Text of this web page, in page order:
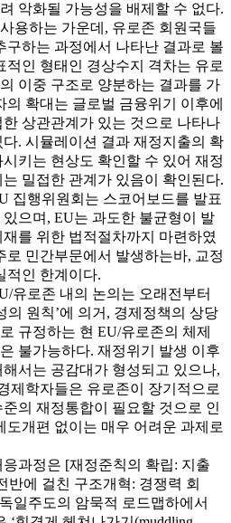
악화될 가능성을 배제할 수 없다.
용하는 가운데, 유로존 회원국들
구하는 과정에서 나타난 결과로 볼
적인 형태인 경상수지 격차는 유로
이중 구조로 양분하는 결과를 가
확대는 글로벌 금융위기 이후에
상관관계가 있는 것으로 나타나
. 시뮬레이션 결과 재정지출의 확
키는 현상도 확인할 수 있어 재정
밀접한 관계가 있음이 확인된다.
집행위원회는 스코어보드를 발표
으며, EU는 과도한 불균형이 발
를 위한 법적절차까지 마련하였
로 민간부문에서 발생하는바, 교정
적인 한계이다.
유로존 내의 논의는 오래전부터
의 원칙’에 의거, 경제정책의 상당
규정하는 현 EU/유로존의 체제
불가능하다. 재정위기 발생 이후
서는 공감대가 형성되고 있으나,
제학자들은 유로존이 장기적으로
의 재정통합이 필요할 것으로 인
도개편 없이는 매우 어려운 과제로
과정은 [재정준칙의 확립: 지출
에 걸친 구조개혁: 경쟁력 회
일주도의 암묵적 로드맵하에서